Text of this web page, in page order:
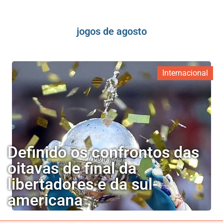
jogos de agosto
Internacional
Definido os confrontos das
oitavas de final da
libertadores e da sul-
americana